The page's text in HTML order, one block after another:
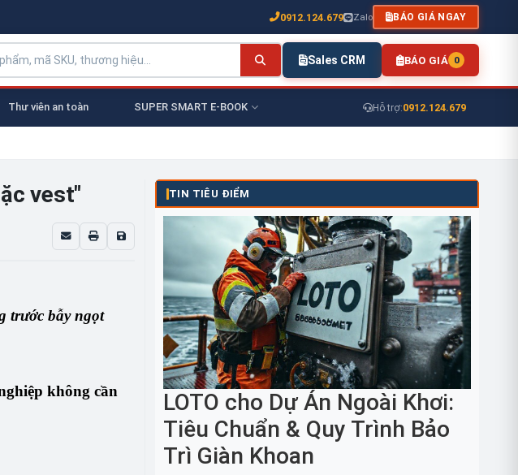
0912.124.679 Zalo BÁO GIÁ NGAY
Sales CRM BÁO GIÁ 0
Thư viên an toàn SUPER SMART E-BOOK Hỗ trợ:0912.124.679
vest"
trước bẫy ngọt
không cần
TIN TIÊU ĐIỂM
LOTO cho Dự Án Ngoài Khơi:
Tiêu Chuẩn & Quy Trình Bảo
Trì Giàn Khoan